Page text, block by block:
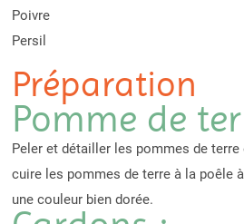
Poivre
Persil
Préparation
Pomme de
Peler et détailler les pommes de terre
cuire les pommes de terre à la poêle
une couleur bien dorée.